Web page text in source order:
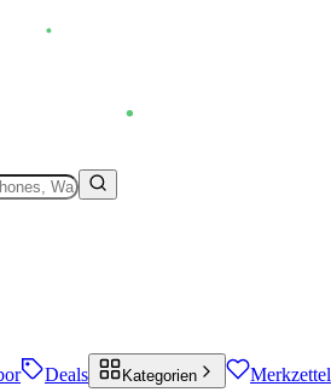
Deals Kategorien Merkzettel